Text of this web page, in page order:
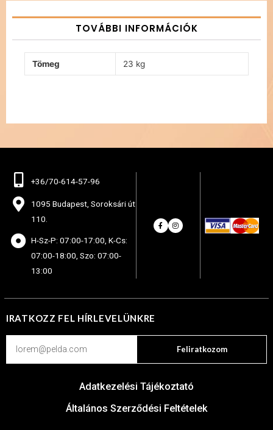
TOVÁBBI INFORMÁCIÓK
Tömeg 23 kg
+36/70-614-57-96
1095 Budapest, Soroksári út
110.
H-Sz-P: 07:00-17:00, K-Cs:
07:00-18:00, Szo: 07:00-
13:00
IRATKOZZ FEL HÍRLEVELÜNKRE
Feliratkozom
Adatkezelési Tájékoztató
Általános Szerződési Feltételek